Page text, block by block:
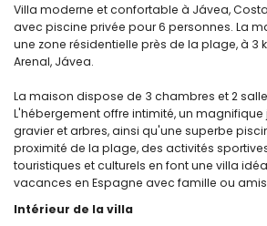
Villa moderne et confortable à Jávea,
avec piscine privée pour 6 personnes. La
une zone résidentielle près de la plage, à 3
Arenal, Jávea.
La maison dispose de 3 chambres et 2
L'hébergement offre intimité, un
gravier et arbres, ainsi qu'une superbe
proximité de la plage, des activités
touristiques et culturels en font une villa
vacances en Espagne avec famille ou
Intérieur de la villa